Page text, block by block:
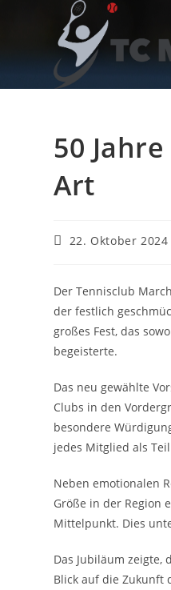
50
Art
Beitrag
22. Oktober 2024
Der Tennisclub
der festlich
großes Fest, das
begeisterte.
Das neu gewählte
Clubs in den
besondere
jedes Mitglied als
Neben emotionalen
Größe in der Region
Mittelpunkt. Dies
Das Jubiläum
Blick auf die Zukunft